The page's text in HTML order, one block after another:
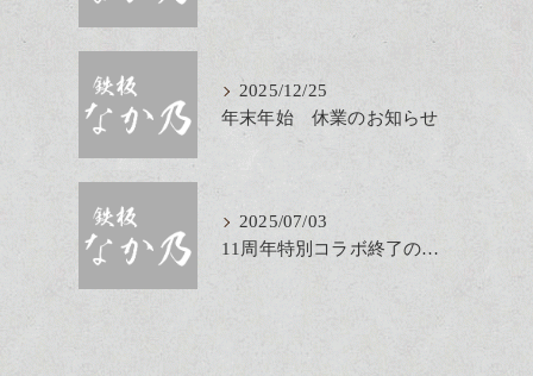
2025/12/25
年末年始 休業のお知らせ
2025/07/03
11周年特別コラボ終了のお知らせ